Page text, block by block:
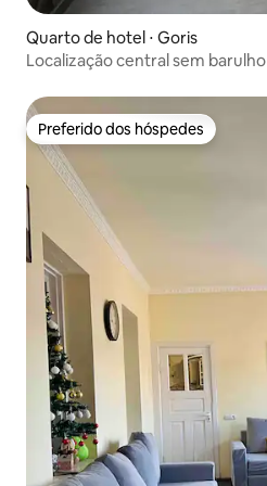
Quarto de hotel ⋅ Goris
Localização central sem barulho
Preferido dos hóspedes
Preferido dos hóspedes